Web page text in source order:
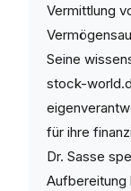
Vermittlung
Seine
stock-
für ihre
Dr. Sasse